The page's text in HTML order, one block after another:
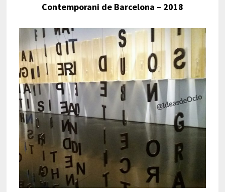
Contemporani de Barcelona – 2018